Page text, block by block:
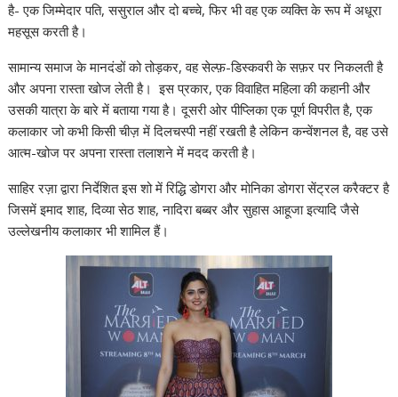
है- एक जिम्मेदार पति, ससुराल और दो बच्चे, फिर भी वह एक व्यक्ति के रूप में अधूरा
महसूस करती है।
सामान्य समाज के मानदंडों को तोड़कर, वह सेल्फ़-डिस्कवरी के सफ़र पर निकलती है
और अपना रास्ता खोज लेती है। इस प्रकार, एक विवाहित महिला की कहानी और
उसकी यात्रा के बारे में बताया गया है। दूसरी ओर पीप्लिका एक पूर्ण विपरीत है, एक
कलाकार जो कभी किसी चीज़ में दिलचस्पी नहीं रखती है लेकिन कन्वेंशनल है, वह उसे
आत्म-खोज पर अपना रास्ता तलाशने में मदद करती है।
साहिर रज़ा द्वारा निर्देशित इस शो में रिद्धि डोगरा और मोनिका डोगरा सेंट्रल करैक्टर है
जिसमें इमाद शाह, दिव्या सेठ शाह, नादिरा बब्बर और सुहास आहूजा इत्यादि जैसे
उल्लेखनीय कलाकार भी शामिल हैं।